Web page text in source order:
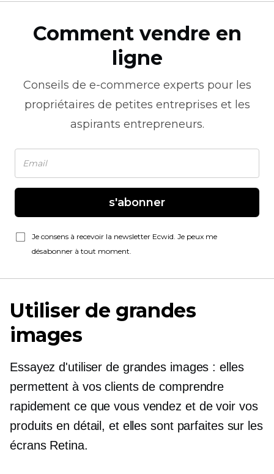
Comment vendre en
ligne
Conseils de e-commerce experts pour les
propriétaires de petites entreprises et les
aspirants entrepreneurs.
s'abonner
Je consens à recevoir la newsletter Ecwid. Je peux me
désabonner à tout moment.
Utiliser de grandes
images
Essayez d'utiliser de grandes images : elles
permettent à vos clients de comprendre
rapidement ce que vous vendez et de voir vos
produits en détail, et elles sont parfaites sur les
écrans Retina.